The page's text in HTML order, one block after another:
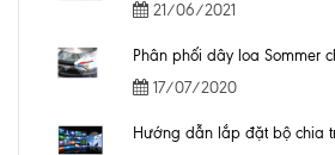
21/06/2021
Phân phối dây loa Sommer
17/07/2020